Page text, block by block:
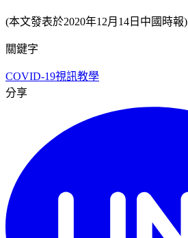
(本文發表於2020年12月14日中國時報)
關鍵字
COVID-19視訊教學
分享